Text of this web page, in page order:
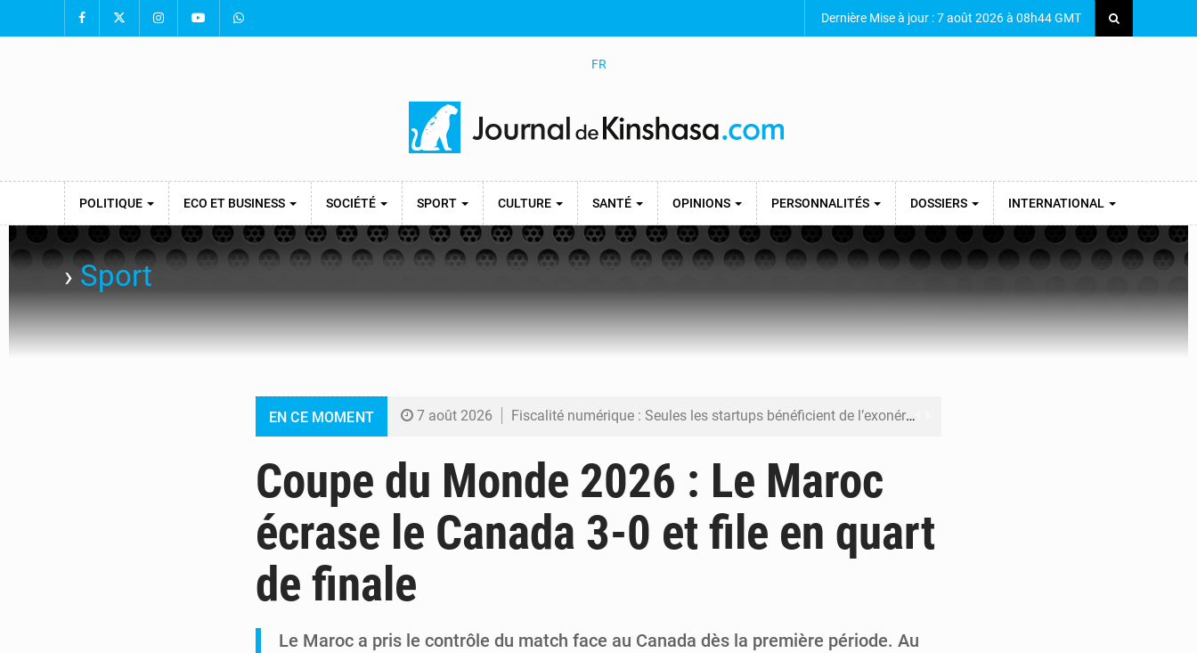
Dernière Mise à jour : 7 août 2026 à 08h44 GMT
FR
POLITIQUE ECO ET BUSINESS SOCIÉTÉ SPORT CULTURE SANTÉ OPINIONS PERSONNALITÉS DOSSIERS INTERNATIONAL
›Sport
EN CE MOMENT 7 août 2026 Fiscalité numérique : Seules les startups bénéficient de l’exonération, mais l’arrêté interministériel reste en vigueur (Mise au point)
6 août 2026 Comment des milliers d’Africains protègent et font fructifier leur argent avec l’USDT
6 août 2026 RDC : Raïssa Malu lance les préparatifs d’une Table ronde nationale sur l’éducation inclusive des enfants handicapés
6 août 2026
Coupe du Monde 2026 : Le Maroc
écrase le Canada 3-0 et file en quart
de finale
Le Maroc a pris le contrôle du match face au Canada dès la première période. Au